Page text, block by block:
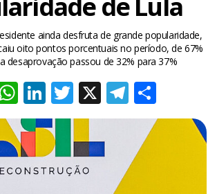
ainda desfruta de grande popularidade,
oito pontos porcentuais no período, de 67%
desaprovação passou de 32% para 37%
Facebook
WhatsApp
LinkedIn
Twitter
X